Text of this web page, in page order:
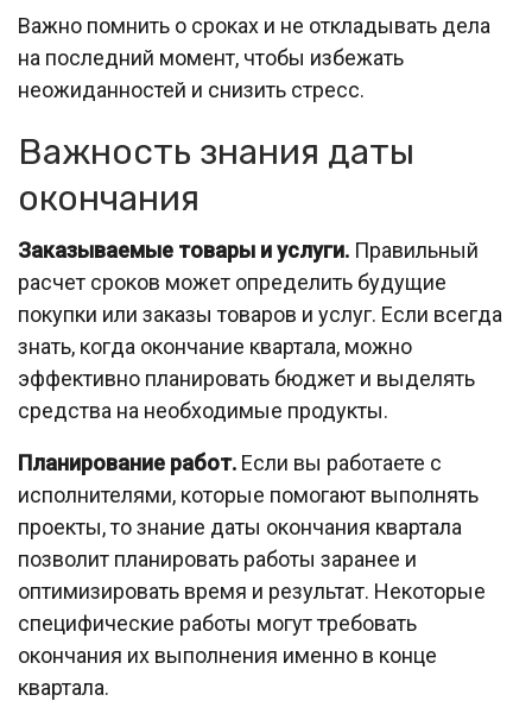
Важно помнить о сроках и не откладывать дела
на последний момент, чтобы избежать
неожиданностей и снизить стресс.
Важность знания даты
окончания
Заказываемые товары и услуги. Правильный
расчет сроков может определить будущие
покупки или заказы товаров и услуг. Если всегда
знать, когда окончание квартала, можно
эффективно планировать бюджет и выделять
средства на необходимые продукты.
Планирование работ. Если вы работаете с
исполнителями, которые помогают выполнять
проекты, то знание даты окончания квартала
позволит планировать работы заранее и
оптимизировать время и результат. Некоторые
специфические работы могут требовать
окончания их выполнения именно в конце
квартала.